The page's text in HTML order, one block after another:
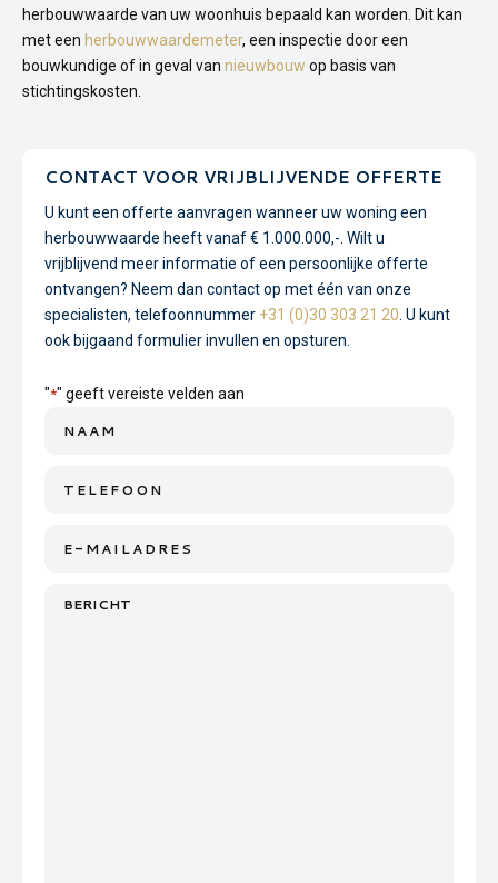
CONTACT VOOR VRIJBLIJVENDE OFFERTE
U kunt een offerte aanvragen wanneer uw woning een
herbouwwaarde heeft vanaf € 1.000.000,-. Wilt u
vrijblijvend meer informatie of een persoonlijke offerte
ontvangen? Neem dan contact op met één van onze
specialisten, telefoonnummer +31 (0)30 303 21 20. U kunt
ook bijgaand formulier invullen en opsturen.
"*" geeft vereiste velden aan
Bericht
herbouwwaarde van uw woonhuis bepaald kan worden. Dit kan
met een herbouwwaardemeter, een inspectie door een
bouwkundige of in geval van nieuwbouw op basis van
stichtingskosten.